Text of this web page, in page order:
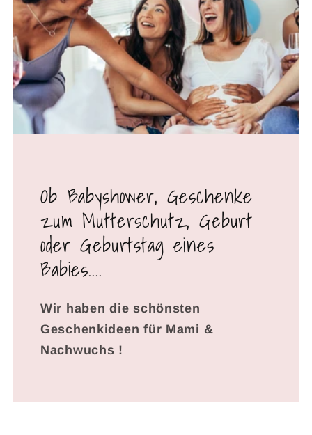
Ob Babyshower, Geschenke
zum Mutterschutz, Geburt
oder Geburtstag eines
Babies....
Wir haben die schönsten
Geschenkideen für Mami &
Nachwuchs !